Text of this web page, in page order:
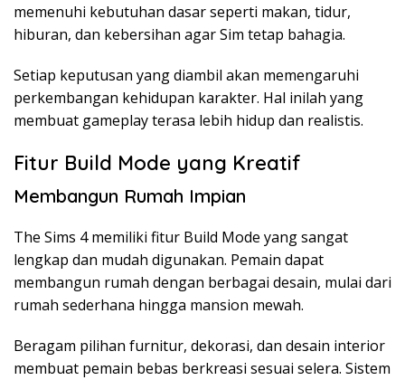
memenuhi kebutuhan dasar seperti makan, tidur,
hiburan, dan kebersihan agar Sim tetap bahagia.
Setiap keputusan yang diambil akan memengaruhi
perkembangan kehidupan karakter. Hal inilah yang
membuat gameplay terasa lebih hidup dan realistis.
Fitur Build Mode yang Kreatif
Membangun Rumah Impian
The Sims 4 memiliki fitur Build Mode yang sangat
lengkap dan mudah digunakan. Pemain dapat
membangun rumah dengan berbagai desain, mulai dari
rumah sederhana hingga mansion mewah.
Beragam pilihan furnitur, dekorasi, dan desain interior
membuat pemain bebas berkreasi sesuai selera. Sistem